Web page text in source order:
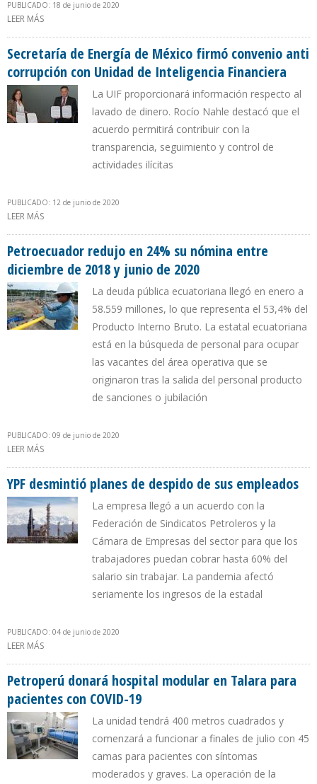
PUBLICADO: 18 de junio de 2020
LEER MÁS
Secretaría de Energía de México firmó convenio anti
corrupción con Unidad de Inteligencia Financiera
La UIF proporcionará información respecto al
lavado de dinero. Rocío Nahle destacó que el
acuerdo permitirá contribuir con la
transparencia, seguimiento y control de
actividades ilícitas
PUBLICADO: 12 de junio de 2020
LEER MÁS
Petroecuador redujo en 24% su nómina entre
diciembre de 2018 y junio de 2020
La deuda pública ecuatoriana llegó en enero a
58.559 millones, lo que representa el 53,4% del
Producto Interno Bruto. La estatal ecuatoriana
está en la búsqueda de personal para ocupar
las vacantes del área operativa que se
originaron tras la salida del personal producto
de sanciones o jubilación
PUBLICADO: 09 de junio de 2020
LEER MÁS
YPF desmintió planes de despido de sus empleados
La empresa llegó a un acuerdo con la
Federación de Sindicatos Petroleros y la
Cámara de Empresas del sector para que los
trabajadores puedan cobrar hasta 60% del
salario sin trabajar. La pandemia afectó
seriamente los ingresos de la estadal
PUBLICADO: 04 de junio de 2020
LEER MÁS
Petroperú donará hospital modular en Talara para
pacientes con COVID-19
La unidad tendrá 400 metros cuadrados y
comenzará a funcionar a finales de julio con 45
camas para pacientes con síntomas
moderados y graves. La operación de la